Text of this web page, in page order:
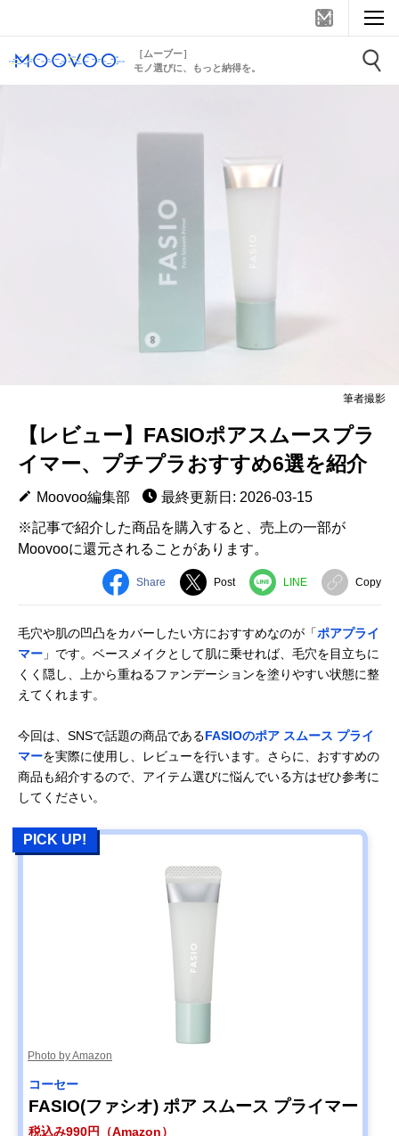
［ムーブー］
モノ選びに、もっと納得を。
筆者撮影
【レビュー】FASIOポアスムースプラ
イマー、プチプラおすすめ6選を紹介
Moovoo編集部
最終更新日: 2026-03-15
※記事で紹介した商品を購入すると、売上の一部が
Moovooに還元されることがあります。
Share Post LINE Copy
毛穴や肌の凹凸をカバーしたい方におすすめなのが「ポアプライ
マー 」です。ベースメイクとして肌に乗せれば、毛穴を目立ちに
くく隠し、上から重ねるファンデーションを塗りやすい状態に整
えてくれます。
今回は、SNSで話題の商品であるFASIOのポア スムース プライ
マーを実際に使用し、レビューを行います。さらに、おすすめの
商品も紹介するので、アイテム選びに悩んでいる方はぜひ参考に
してください。
PICK UP!
Photo by Amazon
コーセー
FASIO(ファシオ) ポア スムース プライマー
税込み990円（Amazon）